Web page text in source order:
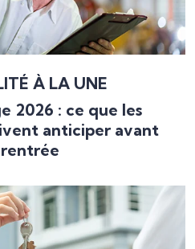
À LA UNE
2026 : ce que les
anticiper avant